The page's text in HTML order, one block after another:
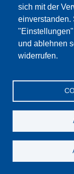
sich mit der
einverstanden.
und ablehnen
widerrufen.
Potrzebujesz